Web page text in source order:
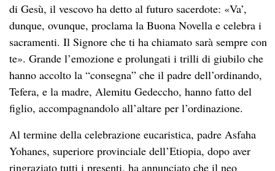
di Gesù, il vescovo ha detto al futuro sacerdote: «Va’,
dunque, ovunque, proclama la Buona Novella e celebra i
sacramenti. Il Signore che ti ha chiamato sarà sempre con
te». Grande l’emozione e prolungati i trilli di giubilo che
hanno accolto la “consegna” che il padre dell’ordinando,
Tefera, e la madre, Alemitu Gedeccho, hanno fatto del
figlio, accompagnandolo all’altare per l’ordinazione.
Al termine della celebrazione eucaristica, padre Asfaha
Yohanes, superiore provinciale dell’Etiopia, dopo aver
ringraziato tutti i presenti, ha annunciato che il neo